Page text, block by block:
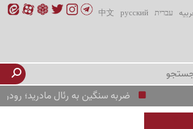
עברית русский
中文
ضربه سنگین به رئال مادرید؛ رودری